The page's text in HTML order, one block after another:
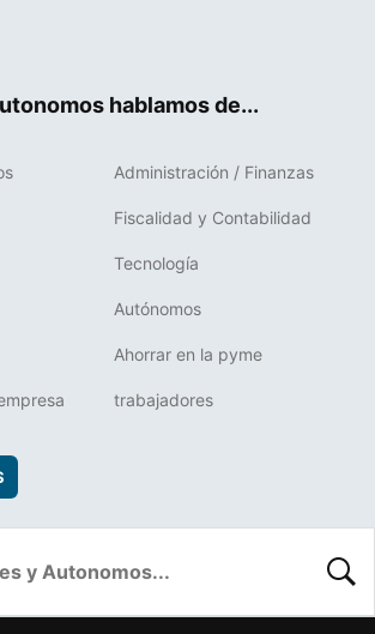
hablamos de...
Administración / Finanzas
Fiscalidad y Contabilidad
Tecnología
Autónomos
Ahorrar en la pyme
trabajadores